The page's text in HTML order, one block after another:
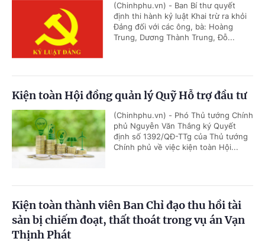
(Chinhphu.vn) - Ban Bí thư quyết
định thi hành kỷ luật Khai trừ ra khỏi
Đảng đối với các ông, bà: Hoàng
Trung, Dương Thành Trung, Đỗ...
Kiện toàn Hội đồng quản lý Quỹ Hỗ trợ đầu tư
(Chinhphu.vn) - Phó Thủ tướng Chính
phủ Nguyễn Văn Thắng ký Quyết
định số 1392/QĐ-TTg của Thủ tướng
Chính phủ về việc kiện toàn Hội...
Kiện toàn thành viên Ban Chỉ đạo thu hồi tài
sản bị chiếm đoạt, thất thoát trong vụ án Vạn
Thịnh Phát